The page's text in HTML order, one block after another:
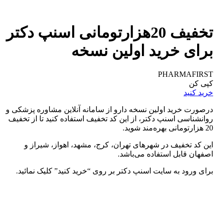
تخفیف 20هزارتومانی اسنپ دکتر
برای خرید اولین نسخه
PHARMAFIRST
کپی کن
خرید کنید
درصورت خرید اولین نسخه دارو از سامانه آنلاین مشاوره پزشکی و
روانشناسی اسنپ دکتر، از این کد تخفیف استفاده کنید تا از تخفیف
20 هزارتومانی بهره‌مند شوید.
این کد تخفیف در شهرهای تهران، کرج، مشهد، اهواز، شیراز و
اصفهان قابل استفاده می‌باشد.
برای ورود به سایت اسنپ دکتر بر روی “خرید کنید” کلیک نمائید.